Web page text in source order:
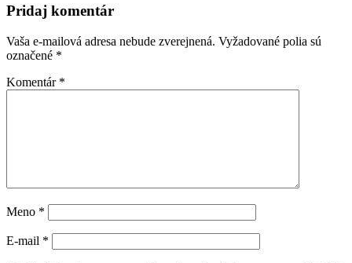
Pridaj komentár
Vaša e-mailová adresa nebude zverejnená. Vyžadované polia sú
označené *
Komentár *
Meno *
E-mail *